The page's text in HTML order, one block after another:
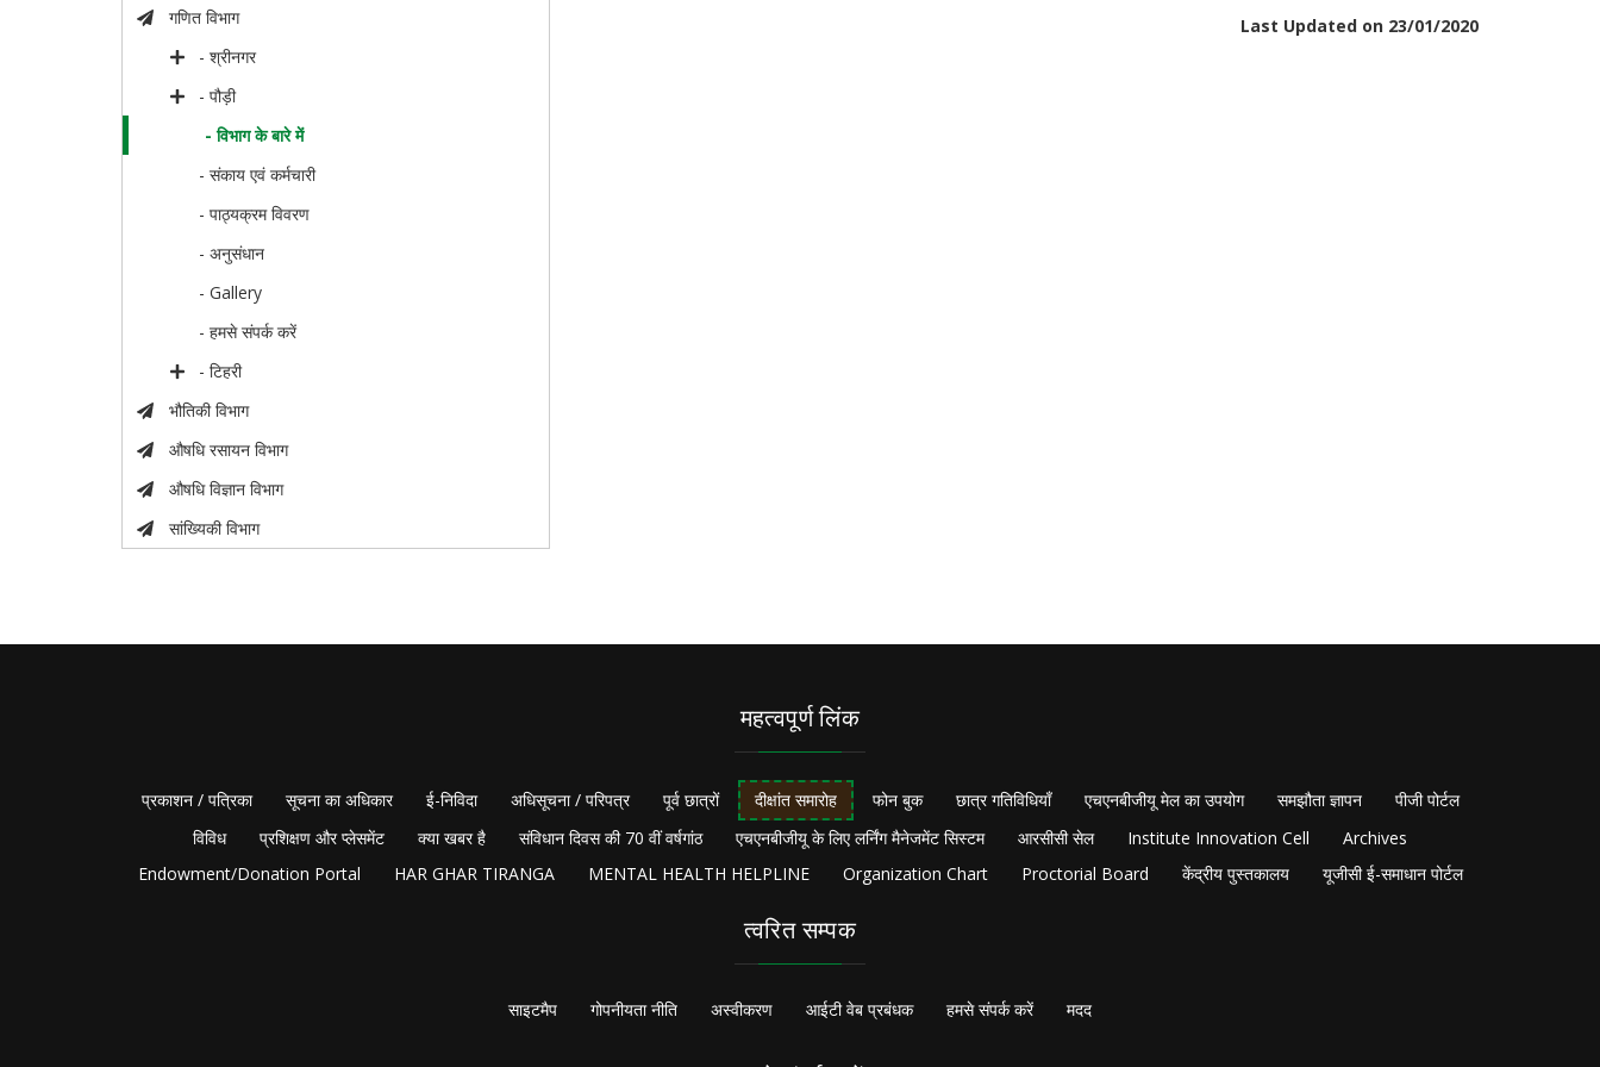
गणित विभाग
- श्रीनगर
- पौड़ी
- विभाग के बारे में
- संकाय एवं कर्मचारी
- पाठ्यक्रम विवरण
- अनुसंधान
- Gallery
- हमसे संपर्क करें
- टिहरी
भौतिकी विभाग
औषधि रसायन विभाग
औषधि विज्ञान विभाग
सांख्यिकी विभाग
Last Updated on 23/01/2020
महत्वपूर्ण लिंक
प्रकाशन / पत्रिका सूचना का अधिकार ई-निविदा अधिसूचना / परिपत्र पूर्व छात्रों दीक्षांत समारोह फोन बुक छात्र गतिविधियाँ एचएनबीजीयू मेल का उपयोग समझौता ज्ञापन
पीजी पोर्टल
विविध
प्रशिक्षण और प्लेसमेंट क्या खबर है संविधान दिवस की 70 वीं वर्षगांठ एचएनबीजीयू के लिए लर्निंग मैनेजमेंट सिस्टम आरसीसी सेल Institute Innovation Cell
Archives
Endowment/Donation Portal
HAR GHAR TIRANGA MENTAL HEALTH HELPLINE Organization Chart Proctorial Board केंद्रीय पुस्तकालय यूजीसी ई-समाधान पोर्टल
त्वरित सम्पक
साइटमैप गोपनीयता नीति अस्वीकरण आईटी वेब प्रबंधक हमसे संपर्क करें मदद